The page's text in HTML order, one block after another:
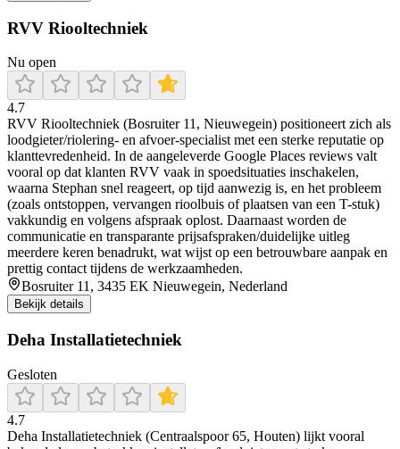
RVV Riooltechniek
Nu open
4.7
RVV Riooltechniek (Bosruiter 11, Nieuwegein) positioneert zich als
loodgieter/riolering- en afvoer-specialist met een sterke reputatie op
klanttevredenheid. In de aangeleverde Google Places reviews valt
vooral op dat klanten RVV vaak in spoedsituaties inschakelen,
waarna Stephan snel reageert, op tijd aanwezig is, en het probleem
(zoals ontstoppen, vervangen rioolbuis of plaatsen van een T-stuk)
vakkundig en volgens afspraak oplost. Daarnaast worden de
communicatie en transparante prijsafspraken/duidelijke uitleg
meerdere keren benadrukt, wat wijst op een betrouwbare aanpak en
prettig contact tijdens de werkzaamheden.
Bosruiter 11, 3435 EK Nieuwegein, Nederland
Bekijk details
Deha Installatietechniek
Gesloten
4.7
Deha Installatietechniek (Centraalspoor 65, Houten) lijkt vooral